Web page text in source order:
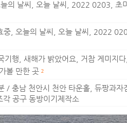
의 날씨, 오늘 날씨, 2022 0203, 초
, 오늘의 날씨, 오늘 날씨, 2022
행, 새해가 밝았어요, 거참 게미지다
볼 만한 곳 2
/ 충남 천안시 천안 타운홀, 듀팡과자
공구 동방이기제작소